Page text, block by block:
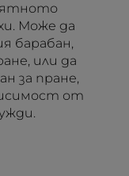
Може да
барабан,
или да
за пране,
от